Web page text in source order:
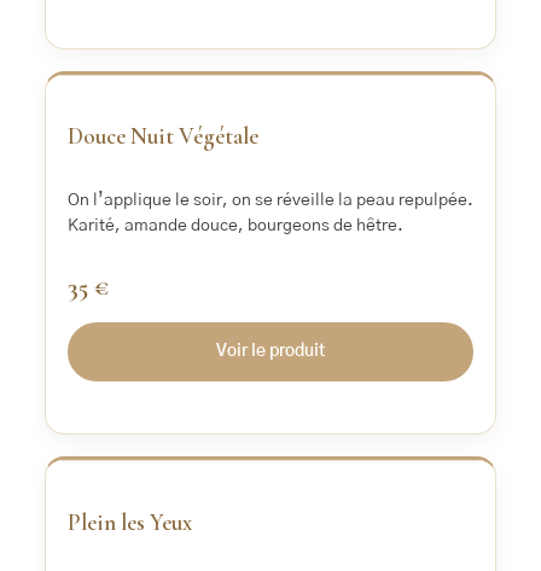
‹ ›
Douce Nuit Végétale
On l’applique le soir, on se réveille la peau repulpée.
Karité, amande douce, bourgeons de hêtre.
35 €
Voir le produit
‹ ›
Plein les Yeux